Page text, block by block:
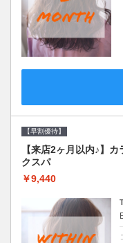
【早割優待】
【来店2ヶ月以内♪】
クスパ
￥9,440